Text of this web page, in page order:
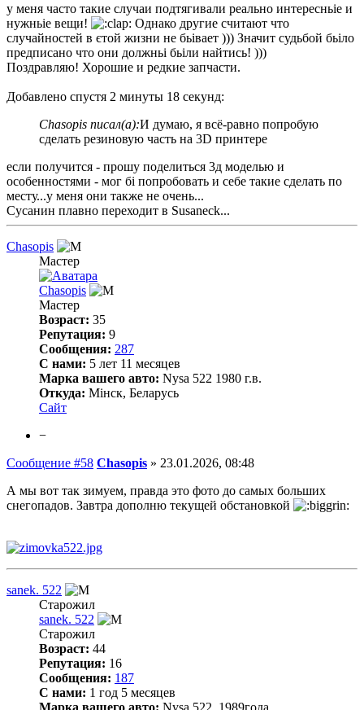
у меня часто такие случаи подтягивали реально интересньіе и
нужньіе вещи!
Однако другие считают что
случайностей в єтой жизни не бьівает ))) Значит судьбой бьіло
предписано что они должньі бьіли найтись! )))
Поздравляю! Хорошие и редкие запчасти.
Добавлено спустя 2 минуты 18 секунд:
Chasopis писал(а):И думаю, я всё-равно попробую
сделать резиновую часть на 3D принтере
если получится - прошу поделиться 3д моделью и
особенностями - мог бі попробовать и себе такие сделать по
месту...у меня они также не очень...
Сусанин плавно переходит в Susaneck...
Chasopis
Мастер
Chasopis
Мастер
Возраст: 35
Репутация: 9
Сообщения: 287
С нами: 5 лет 11 месяцев
Марка вашего авто: Nysa 522 1980 г.в.
Откуда: Мінск, Беларусь
Сайт
−
Сообщение #58 Chasopis » 23.01.2026, 08:48
А мы вот так зимуем, правда это фото до самых больших
снегопадов. Завтра дополню текущей обстановкой
sanek. 522
Старожил
sanek. 522
Старожил
Возраст: 44
Репутация: 16
Сообщения: 187
С нами: 1 год 5 месяцев
Марка вашего авто: Nysa 522. 1989года